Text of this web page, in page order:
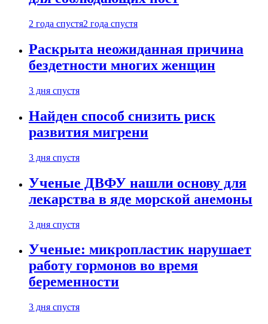
2 года спустя2 года спустя
Раскрыта неожиданная причина
бездетности многих женщин
3 дня спустя
Найден способ снизить риск
развития мигрени
3 дня спустя
Ученые ДВФУ нашли основу для
лекарства в яде морской анемоны
3 дня спустя
Ученые: микропластик нарушает
работу гормонов во время
беременности
3 дня спустя